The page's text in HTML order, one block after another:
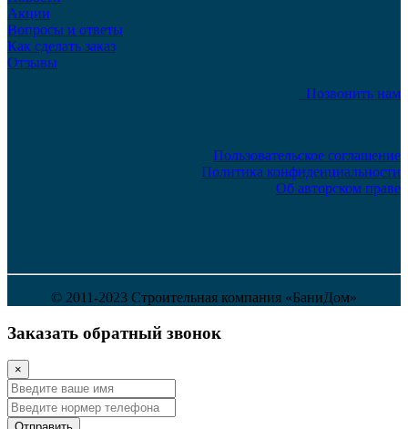
Акции
Вопросы и ответы
Как сделать заказ
Отзывы
Позвонить нам
Пользовательское соглашение
Политика конфиденциальности
Об авторском праве
© 2011-2023 Строительная компания «БаниДом»
Заказать обратный звонок
×